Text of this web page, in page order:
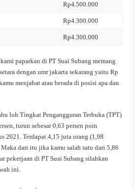
Rp4.500.000
Rp4.300.000
Rp4.300.000
paparkan di PT Suai Subang memang
dengan umr jakarta sekarang yaitu Rp
menjabat atau berada di posisi apa dan
loh Tingkat Pengangguran Terbuka (TPT)
turun sebesar 0,63 persen poin
2021. Terdapat 4,15 juta orang (1,98
dari itu jika kamu salah satu dari 5,86
pekerjaan di PT Suai Subang silahkan
ini.